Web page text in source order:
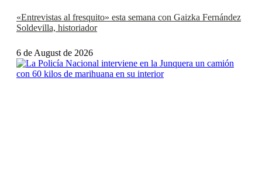
«Entrevistas al fresquito» esta semana con Gaizka Fernández
Soldevilla, historiador
6 de August de 2026